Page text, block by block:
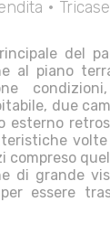
• Tricase
del
al piano
due
esterno
di grande
essere